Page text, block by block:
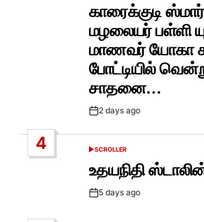
காரைக்குடி
மழலையர் பள்ளி
மாணவர் யோகா
போட்டியில்
சாதனை…
Post2 days ago
4
POSTED
SCROLLER
உதயநிதி
Post5 days ago